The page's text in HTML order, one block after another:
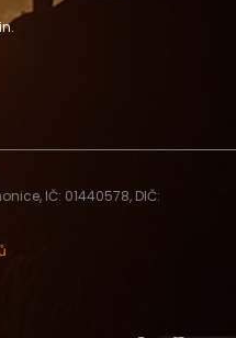
IČ: 01440578, DIČ: